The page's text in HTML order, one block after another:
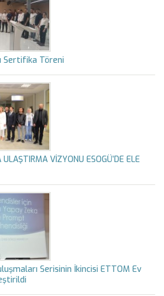
Sertifika Töreni
ULAŞTIRMA VİZYONU ESOGÜ’DE ELE
Serisinin İkincisi ETTOM Ev